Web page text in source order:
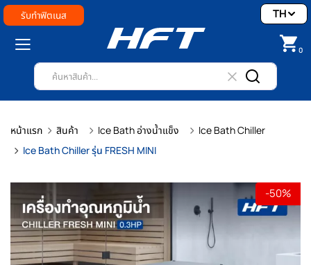
รับทำฟิตเนส
0
TH
หน้าแรก สินค้า Ice Bath อ่างน้ำแข็ง
Ice Bath Chiller
Ice Bath Chiller รุ่น FRESH MINI
-50%